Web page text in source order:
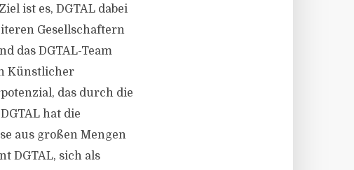
ist es, DGTAL dabei
Gesellschaftern
das DGTAL-Team
Künstlicher
das durch die
hat die
aus großen Mengen
DGTAL, sich als